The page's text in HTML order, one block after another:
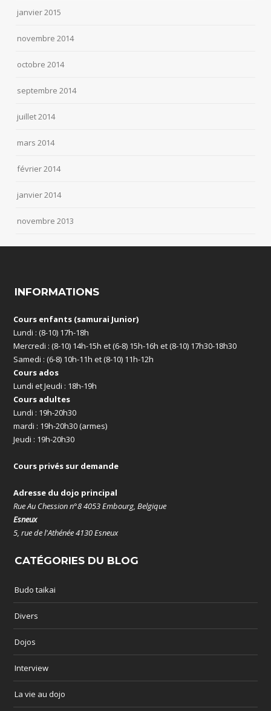
janvier 2015
novembre 2014
octobre 2014
septembre 2014
juillet 2014
mars 2014
février 2014
janvier 2014
novembre 2013
INFORMATIONS
Cours enfants (samurai Junior)
Lundi : (8-10) 17h-18h
Mercredi : (8-10) 14h-15h et (6-8) 15h-16h et (8-10) 17h30-18h30
Samedi : (6-8) 10h-11h et (8-10) 11h-12h
Cours ados
Lundi et Jeudi : 18h-19h
Cours adultes
Lundi : 19h-20h30
mardi : 19h-20h30 (armes)
Jeudi : 19h-20h30
Cours privés sur demande
Adresse du dojo principal
Rue Au Chession n°8 4053 Embourg, Belgique
Esneux
5, rue de l'Athénée 4130 Esneux
CATÉGORIES DU BLOG
Budo taikai
Divers
Dojos
Interview
La vie au dojo